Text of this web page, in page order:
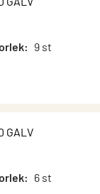
: 9 st
GALV
: 6 st